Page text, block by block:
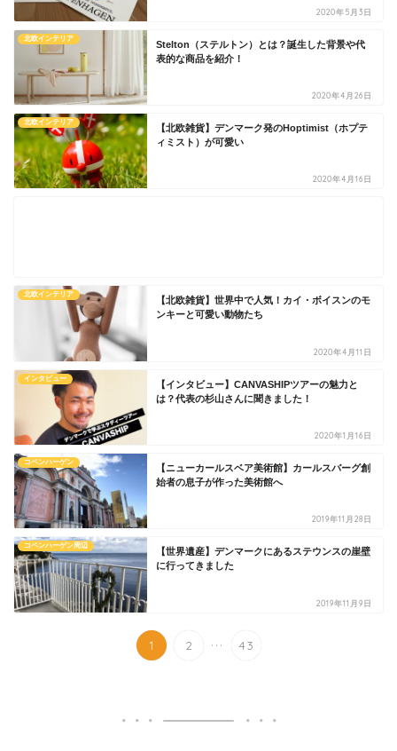
2020年5月3日
北欧インテリア
Stelton（ステルトン）とは？誕生した背景や代
表的な商品を紹介！
2020年4月26日
北欧インテリア
【北欧雑貨】デンマーク発のHoptimist（ホプテ
ィミスト）が可愛い
2020年4月16日
北欧インテリア
【北欧雑貨】世界中で人気！カイ・ボイスンのモ
ンキーと可愛い動物たち
2020年4月11日
インタビュー
【インタビュー】CANVASHIPツアーの魅力と
は？代表の杉山さんに聞きました！
2020年1月16日
コペンハーゲン
【ニューカールスベア美術館】カールスバーグ創
始者の息子が作った美術館へ
2019年11月28日
コペンハーゲン周辺
【世界遺産】デンマークにあるステウンスの崖壁
に行ってきました
2019年11月9日
1 2 ... 43